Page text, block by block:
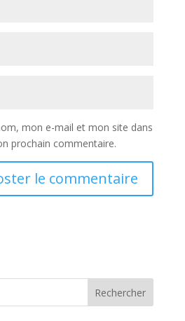
mon e-mail et mon site dans
prochain commentaire.
Rechercher